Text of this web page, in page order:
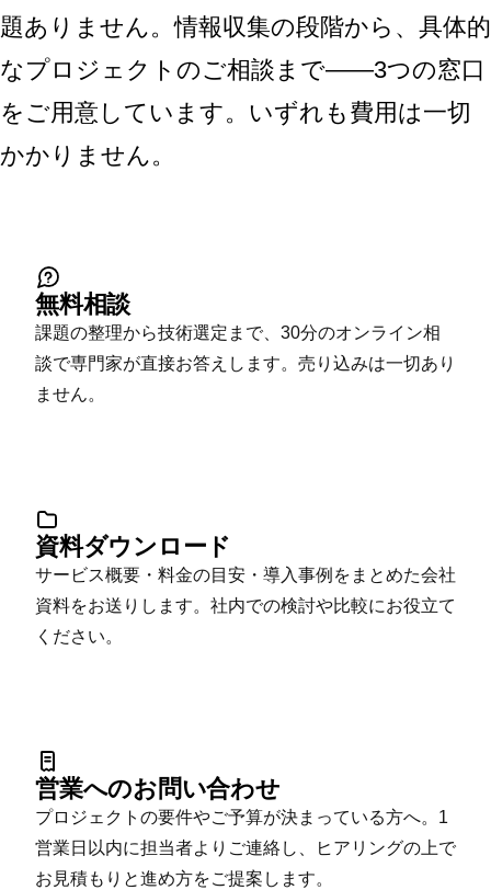
題ありません。情報収集の段階から、具体的
なプロジェクトのご相談まで——3つの窓口
をご用意しています。いずれも費用は一切
かかりません。
無料相談
課題の整理から技術選定まで、30分のオンライン相
談で専門家が直接お答えします。売り込みは一切あり
ません。
資料ダウンロード
サービス概要・料金の目安・導入事例をまとめた会社
資料をお送りします。社内での検討や比較にお役立て
ください。
営業へのお問い合わせ
プロジェクトの要件やご予算が決まっている方へ。1
営業日以内に担当者よりご連絡し、ヒアリングの上で
お見積もりと進め方をご提案します。